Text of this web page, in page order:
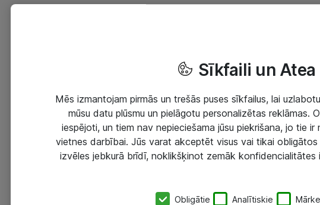
Sīkfaili un Atea
Mēs izmantojam pirmās un trešās puses sīkfailus, lai
mūsu datu plūsmu un pielāgotu personalizētas reklāmas.
iespējoti, un tiem nav nepieciešama jūsu piekrišana, jo tie ir
vietnes darbībai. Jūs varat akceptēt visus vai tikai
izvēles jebkurā brīdī, noklikšķinot zemāk konfidencialitātes
Obligātie Analītiskie